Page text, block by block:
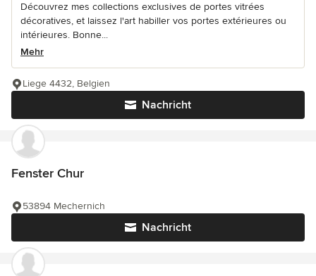
Découvrez mes collections exclusives de portes vitrées
décoratives, et laissez l'art habiller vos portes extérieures ou
intérieures. Bonne...
Mehr
Nachricht
Liege 4432, Belgien
Fenster Chur
Nachricht
53894 Mechernich